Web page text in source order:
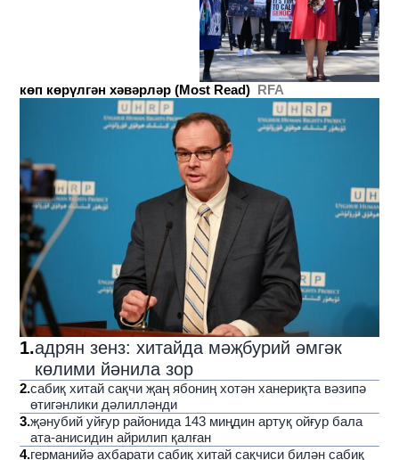
көп көрүлгән хәвәрләр (Most Read) RFA
1.адрян зенз: хитайда мәҗбурий әмгәк
көлими йәнила зор
2.сабиқ хитай сақчи җаң ябониң хотән ханериқта вәзипә
өтигәнлики дәлилләнди
3.җәнубий уйғур районида 143 миңдин артуқ ойғур бала
ата-анисидин айрилип қалған
4.германийә ахбарати сабиқ хитай сақчиси билән сабиқ